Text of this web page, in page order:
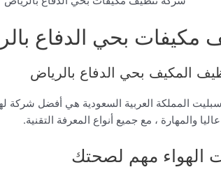
مكيفات بحي الدفاع
المكيف بحي الدفاع بالرياض
المملكة العربية السعودية هي أفضل شركة
والمهارة ، مع جميع أنواع المعرفة التقنية.
الهواء مهم لصحتك